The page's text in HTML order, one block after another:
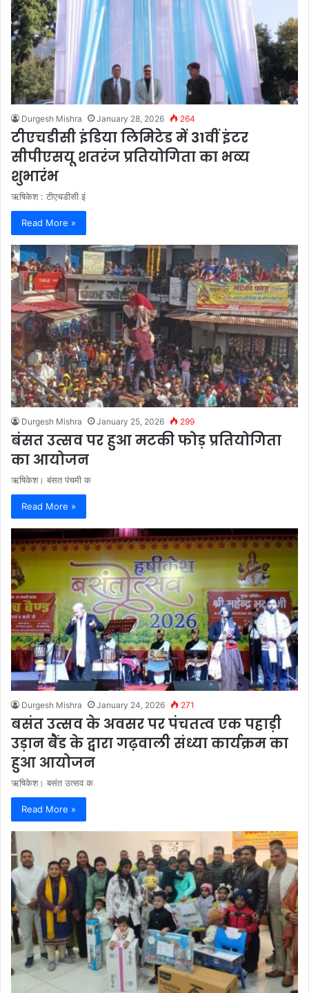
Durgesh Mishra January 28, 2026 264
टीएचडीसी इंडिया लिमिटेड में 31वीं इंटर
सीपीएसयू शतरंज प्रतियोगिता का भव्य
शुभारंभ
ऋषिकेश : टीएचडीसी इं
Read More »
Durgesh Mishra January 25, 2026 299
बंसत उत्सव पर हुआ मटकी फोड़ प्रतियोगिता
का आयोजन
ऋषिकेश। बंसत पंचमी क
Read More »
Durgesh Mishra January 24, 2026 271
बसंत उत्सव के अवसर पर पंचतत्व एक पहाड़ी
उड़ान बैंड के द्वारा गढ़वाली संध्या कार्यक्रम का
हुआ आयोजन
ऋषिकेश। बसंत उत्सव क
Read More »